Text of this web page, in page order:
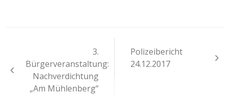
3.
Bürgerveranstaltung:
Nachverdichtung
„Am Mühlenberg“
Polizeibericht
24.12.2017